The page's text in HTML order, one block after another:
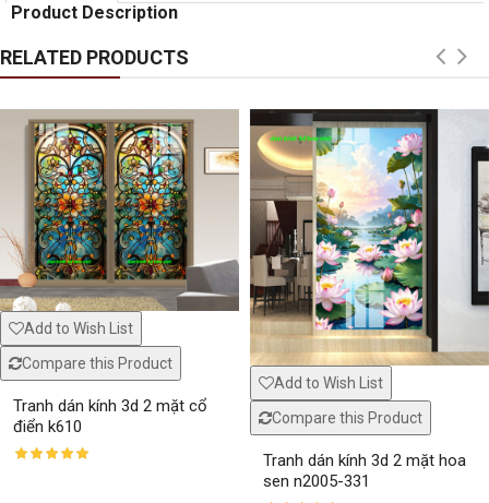
Product Description
RELATED PRODUCTS
Add to Wish List
Compare this Product
Tranh dán kính 3d 2 mặt cổ
điển k610
Add to Wish List
Compare this Product
Tranh dán kính 3d 2 mặt hoa
sen n2005-331
Window murals seascape s281
Window murals fi150
White striped